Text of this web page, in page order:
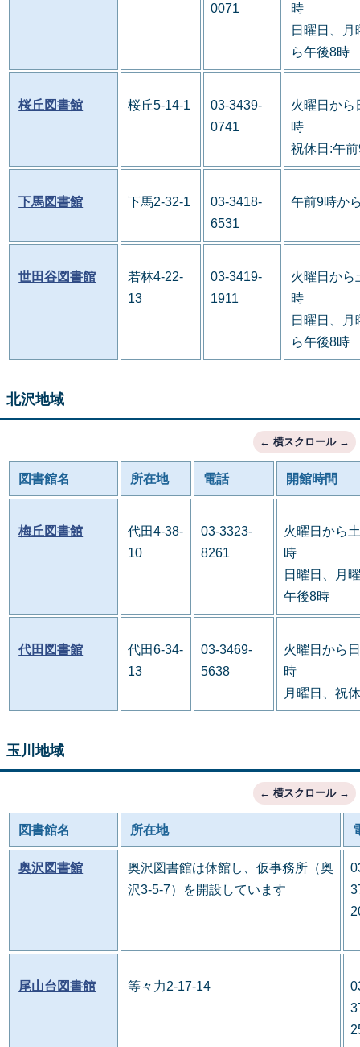
0071
時
日曜日、
ら午後8時
桜丘図書館 桜丘5-14-1
03-3439-
0741
火曜日から
時
祝休日:午
下馬図書館 下馬2-32-1
03-3418-
6531
午前9時か
世田谷図書館
若林4-22-
13
03-3419-
1911
火曜日から
時
日曜日、
ら午後8時
北沢地域
図書館名 所在地 電話 開館時間
梅丘図書館
代田4-38-
10
03-3323-
8261
火曜日から
時
日曜日、月
午後8時
代田図書館
代田6-34-
13
03-3469-
5638
火曜日から
時
月曜日、祝
玉川地域
図書館名 所在地
奥沢図書館
奥沢図書館は休館し、仮事務所（奥
沢3-5-7）を開設しています
尾山台図書館 等々力2-17-14